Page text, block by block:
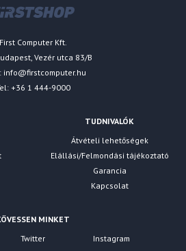
First Computer Kft.
Vezér utca 83/B
info@firstcomputer.hu
+36 1 444-9000
TUDNIVALÓK
Átvételi lehetőségek
Elállási/Felmondási tájékoztató
Garancia
Kapcsolat
MINKET
Twitter Instagram